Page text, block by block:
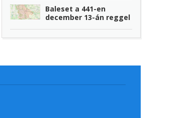
Baleset a 441-en
december 13-án reggel